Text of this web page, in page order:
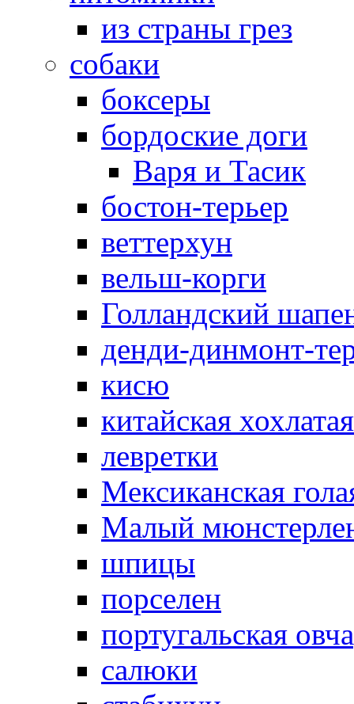
из страны грез
собаки
боксеры
бордоские доги
Варя и Тасик
бостон-терьер
веттерхун
вельш-корги
Голландский
денди-динмонт-
кисю
китайская
левретки
Мексиканская
Малый
шпицы
порселен
португальская
салюки